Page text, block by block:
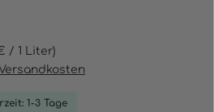
/ 1 Liter)
1-3 Tage